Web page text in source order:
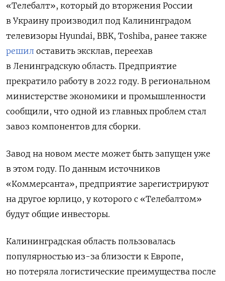
«Телебалт», который до вторжения России
в Украину производил под Калининградом
телевизоры Hyundai, BBK, Toshiba, ранее также
решил оставить эксклав, переехав
в Ленинградскую область. Предприятие
прекратило работу в 2022 году. В региональном
министерстве экономики и промышленности
сообщили, что одной из главных проблем стал
завоз компонентов для сборки.
Завод на новом месте может быть запущен уже
в этом году. По данным источников
«Коммерсанта», предприятие зарегистрируют
на другое юрлицо, у которого с «Телебалтом»
будут общие инвесторы.
Калининградская область пользовалась
популярностью из-за близости к Европе,
но потеряла логистические преимущества после